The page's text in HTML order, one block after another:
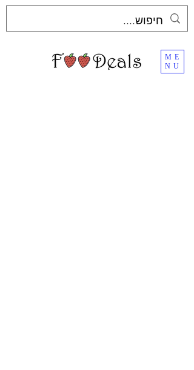
ME
NU